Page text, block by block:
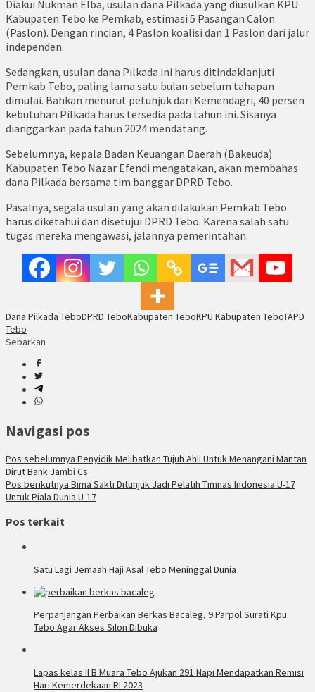
Diakui Nukman Elba, usulan dana Pilkada yang diusulkan KPU
Kabupaten Tebo ke Pemkab, estimasi 5 Pasangan Calon
(Paslon). Dengan rincian, 4 Paslon koalisi dan 1 Paslon dari jalur
independen.
Sedangkan, usulan dana Pilkada ini harus ditindaklanjuti
Pemkab Tebo, paling lama satu bulan sebelum tahapan
dimulai. Bahkan menurut petunjuk dari Kemendagri, 40 persen
kebutuhan Pilkada harus tersedia pada tahun ini. Sisanya
dianggarkan pada tahun 2024 mendatang.
Sebelumnya, kepala Badan Keuangan Daerah (Bakeuda)
Kabupaten Tebo Nazar Efendi mengatakan, akan membahas
dana Pilkada bersama tim banggar DPRD Tebo.
Pasalnya, segala usulan yang akan dilakukan Pemkab Tebo
harus diketahui dan disetujui DPRD Tebo. Karena salah satu
tugas mereka mengawasi, jalannya pemerintahan.
Dana Pilkada TeboDPRD TeboKabupaten TeboKPU Kabupaten TeboTAPD
Tebo
Sebarkan
Navigasi pos
Pos sebelumnya Penyidik Melibatkan Tujuh Ahli Untuk Menangani Mantan
Dirut Bank Jambi Cs
Pos berikutnya Bima Sakti Ditunjuk Jadi Pelatih Timnas Indonesia U-17
Untuk Piala Dunia U-17
Pos terkait
Satu Lagi Jemaah Haji Asal Tebo Meninggal Dunia
Perpanjangan Perbaikan Berkas Bacaleg, 9 Parpol Surati Kpu
Tebo Agar Akses Silon Dibuka
Lapas kelas II B Muara Tebo Ajukan 291 Napi Mendapatkan Remisi
Hari Kemerdekaan RI 2023